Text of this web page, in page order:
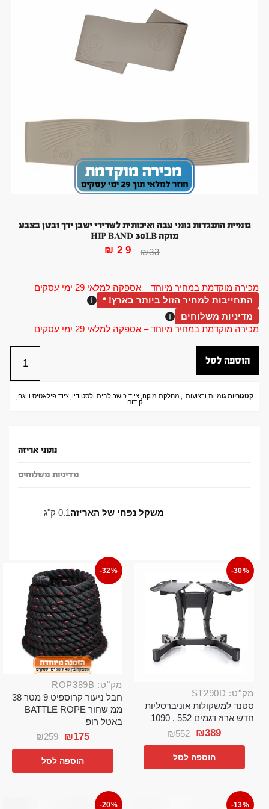
מכירה מוקדמת במחיר מיוחד – אספקה למלאי 29 ימי עסקים
גומיית התנגדות גומי עבה ואיכותית לשרירי ישבן ירך ובטן בצבע
מוקה HIP BAND 30LB
₪33
₪ 29
התחייבות למחיר הזול ביותר בארץ! *
מדיניות משלוחים
מכירה מוקדמת במחיר מיוחד – אספקה למלאי 29 ימי עסקים
הוספה לסל
קטגוריות גומיות ורצועות , מחלקת מוקה,ציוד כושר לבית ולסטודיו,ציוד פילאטיס ויוגה,
קידום
נתוני אריזה
מדיניות משלוחים
משקל נפחי של האריזה0.1 ק"ג
-30%
מק"ט: ST290D
סטנד למשקולות אוניברסליות
חדש ארוז דגמים 552 , 1090
₪552 ₪389
הוספה לסל
-32%
מק"ט: ROP389B
חבל ניעור קרוספיט 9 מטר 38
ממ שחור BATTLE ROPE
באטל רופ
₪259 ₪175
הוספה לסל
-13%
-20%